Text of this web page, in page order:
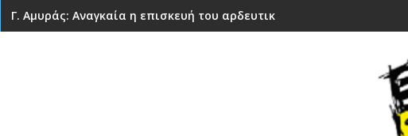
Γ. Αμυράς: Αναγκαία η επισκευή του αρδευτικού φράγματος Αώου